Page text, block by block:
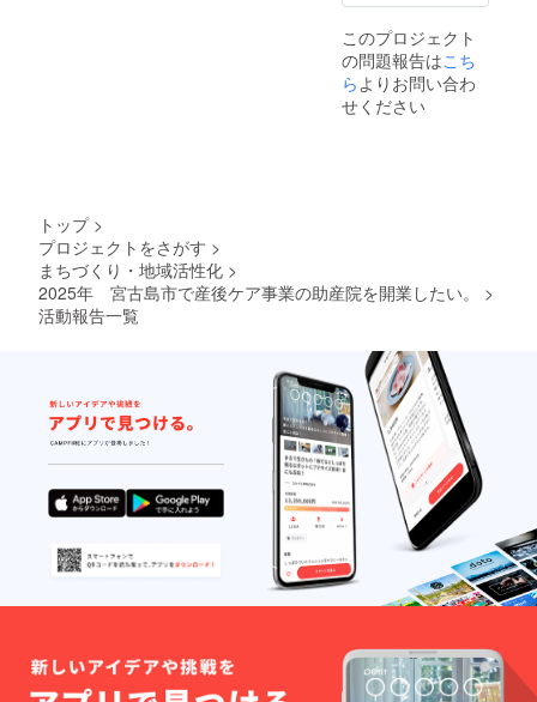
このプロジェクト
の問題報告はこち
らよりお問い合わ
せください
トップ >
プロジェクトをさがす >
まちづくり・地域活性化 >
2025年 宮古島市で産後ケア事業の助産院を開業したい。
>
活動報告一覧